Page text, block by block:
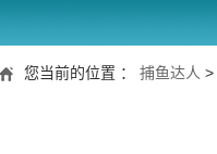
您当前的位置 ： 捕鱼达人 >